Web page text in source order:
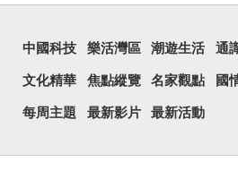
中國科技 樂活灣區 潮遊生活 通
文化精華 焦點縱覽 名家觀點 國
每周主題 最新影片 最新活動